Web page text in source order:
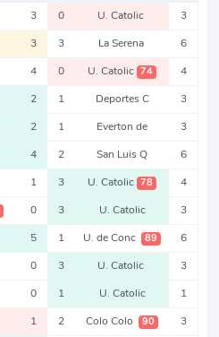
3 0 U. Catolic 3
3 3 La Serena 6
4 0 U. Catolic 74 4
2 1 Deportes C 3
2 1 Everton de 3
4 2 San Luis Q 6
1 3 U. Catolic 78 4
0 3 U. Catolic 3
5 1 U. de Conc 89 6
0 3 U. Catolic 3
0 1 U. Catolic 1
1 2 Colo Colo 90 3